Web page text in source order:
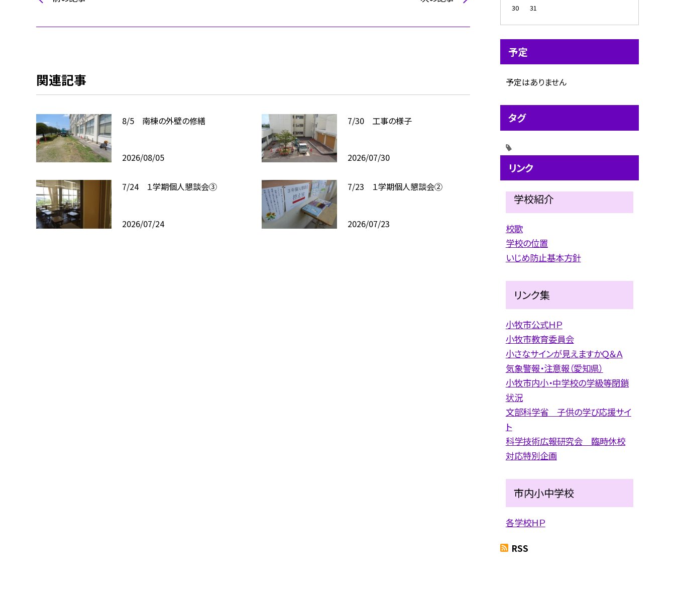
関連記事
8/5 南棟の外壁の修繕
2026/08/05
7/30 工事の様子
2026/07/30
7/24 １学期個人懇談会③
2026/07/24
7/23 １学期個人懇談会②
2026/07/23
30
31
予定
予定はありません
タグ
リンク
学校紹介
校歌
学校の位置
いじめ防止基本方針
リンク集
小牧市公式ＨＰ
小牧市教育委員会
小さなサインが見えますかＱ＆Ａ
気象警報・注意報（愛知県）
小牧市内小・中学校の学級等閉鎖
状況
文部科学省 子供の学び応援サイ
ト
科学技術広報研究会 臨時休校
対応特別企画
市内小中学校
各学校ＨＰ
RSS